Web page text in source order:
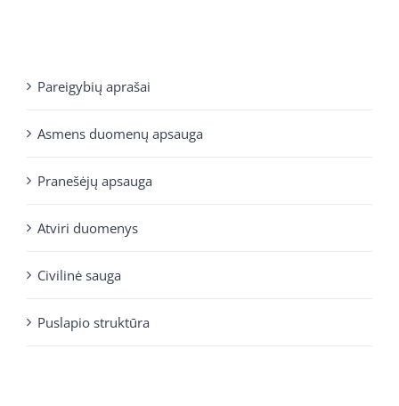
Pareigybių aprašai
Asmens duomenų apsauga
Pranešėjų apsauga
Atviri duomenys
Civilinė sauga
Puslapio struktūra